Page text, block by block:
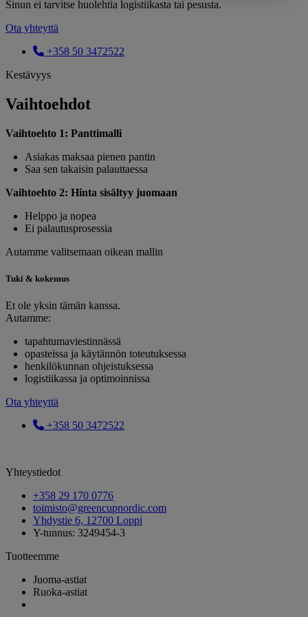
Sinun ei tarvitse huolehtia logistiikasta tai pesusta.
Ota yhteyttä
+358 50 3472522
Kestävyys
Vaihtoehdot
Vaihtoehto 1: Panttimalli
Asiakas maksaa pienen pantin
Saa sen takaisin palauttaessa
Vaihtoehto 2: Hinta sisältyy juomaan
Helppo ja nopea
Ei palautusprosessia
Autamme valitsemaan oikean mallin
Tuki & kokemus
Et ole yksin tämän kanssa.
Autamme:
tapahtumaviestinnässä
opasteissa ja käytännön toteutuksessa
henkilökunnan ohjeistuksessa
logistiikassa ja optimoinnissa
Ota yhteyttä
+358 50 3472522
Yhteystiedot
+358 29 170 0776
toimisto@greencupnordic.com
Yhdystie 6, 12700 Loppi
Y-tunnus: 3249454-3
Tuotteemme
Juoma-astiat
Ruoka-astiat